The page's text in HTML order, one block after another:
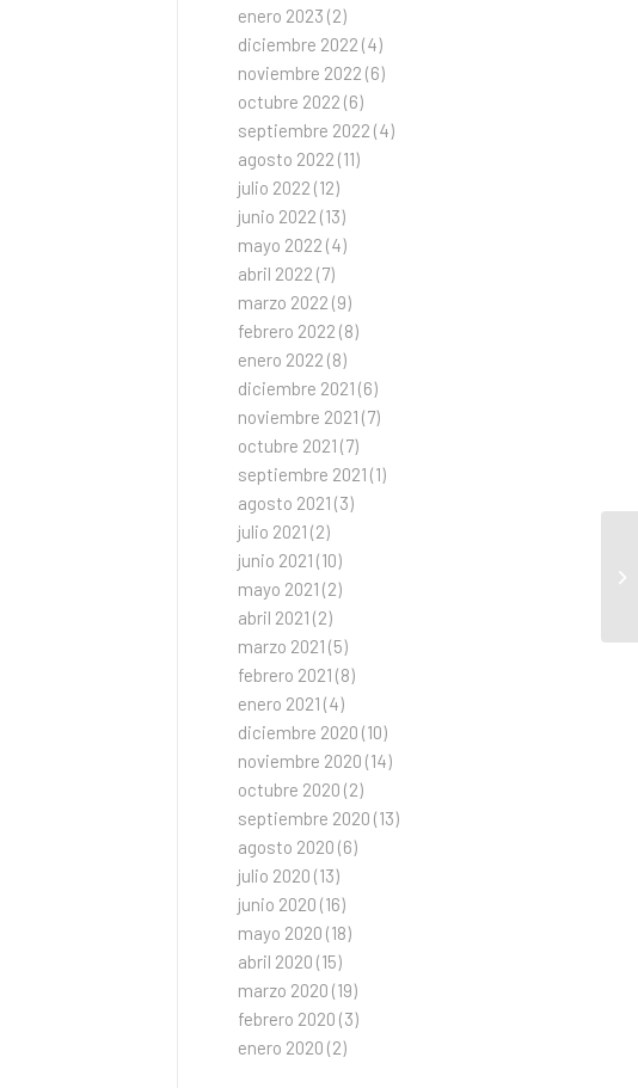
enero 2023 (2)
diciembre 2022 (4)
noviembre 2022 (6)
octubre 2022 (6)
septiembre 2022 (4)
agosto 2022 (11)
julio 2022 (12)
junio 2022 (13)
mayo 2022 (4)
abril 2022 (7)
marzo 2022 (9)
febrero 2022 (8)
enero 2022 (8)
diciembre 2021 (6)
noviembre 2021 (7)
octubre 2021 (7)
septiembre 2021 (1)
agosto 2021 (3)
julio 2021 (2)
junio 2021 (10)
mayo 2021 (2)
abril 2021 (2)
marzo 2021 (5)
febrero 2021 (8)
enero 2021 (4)
diciembre 2020 (10)
noviembre 2020 (14)
octubre 2020 (2)
septiembre 2020 (13)
agosto 2020 (6)
julio 2020 (13)
junio 2020 (16)
mayo 2020 (18)
abril 2020 (15)
marzo 2020 (19)
febrero 2020 (3)
enero 2020 (2)